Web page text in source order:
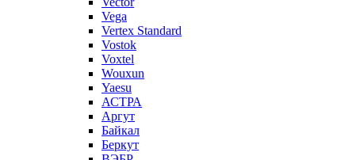
Vega
Vertex Standard
Vostok
Voxtel
Wouxun
Yaesu
АСТРА
Аргут
Байкал
Беркут